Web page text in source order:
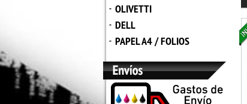
- OLIVETTI
- DELL
- PAPEL A4 / FOLIOS